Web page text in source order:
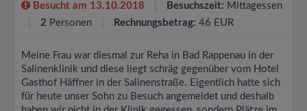
Besucht am 13.10.2018 Besuchszeit: Mittagessen
2 Personen Rechnungsbetrag: 46 EUR
Meine Frau war diesmal zur Reha in Bad Rappenau in der
Salinenklinik und diese liegt schräg gegenüber vom Hotel
Gasthof Häffner in der Salinenstraße. Eigentlich hatte sich
für heute unser Sohn zu Besuch angemeldet und deshalb